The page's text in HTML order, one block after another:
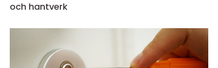
och hantverk